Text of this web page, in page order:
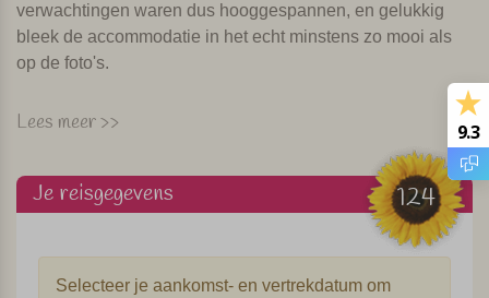
verwachtingen waren dus hooggespannen, en gelukkig
bleek de accommodatie in het echt minstens zo mooi als
op de foto's.
Authentiek met moderne inrichting
Ik houd van authentieke boerderijen die van binnen
modern zijn ingericht maar van buiten in de oorspronkelijke
stijl zijn gelaten. Deze agriturismo heeft die combinatie
weten te maken. Daarbij ligt de agriturismo ook nog eens
mooi landelijk en zeer rustig tussen Volterra en Siena en is
het uitzicht prachtig. Het dichtstbijzijnde plaatsje (een leuk
Lees meer >>
124
Je reisgegevens
Selecteer je aankomst- en vertrekdatum om
9.3